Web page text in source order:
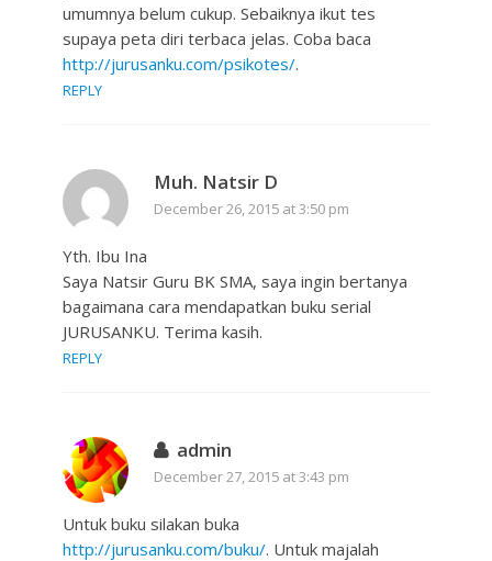
umumnya belum cukup. Sebaiknya ikut tes
supaya peta diri terbaca jelas. Coba baca
http://jurusanku.com/psikotes/.
REPLY
Muh. Natsir D
December 26, 2015 at 3:50 pm
Yth. Ibu Ina
Saya Natsir Guru BK SMA, saya ingin bertanya
bagaimana cara mendapatkan buku serial
JURUSANKU. Terima kasih.
REPLY
admin
December 27, 2015 at 3:43 pm
Untuk buku silakan buka
http://jurusanku.com/buku/. Untuk majalah